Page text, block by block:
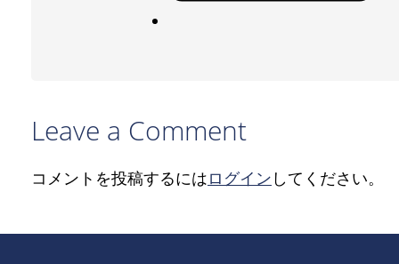
Leave a Comment
コメントを投稿するにはログイン してください。